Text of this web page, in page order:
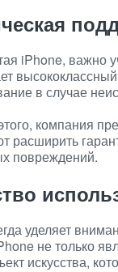
iPhone, важно
в случае
компания
расширить
повреждений.
уделяет
не только
искусства,